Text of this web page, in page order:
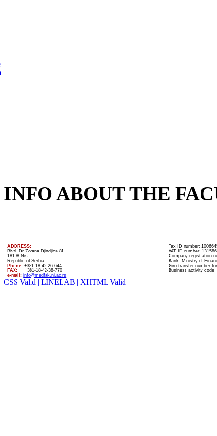
INFO ABOUT THE
ADDRESS:
Blvd. Dr Zorana Djindjica 81
18108 Nis
Republic of Serbia
Phone: +381-18-42-26-644
FAX:+381-18-42-38-770
e-mail: info@medfak.ni.ac.rs
Tax ID number:
VAT ID number:
Company registration
Bank: Ministry of
Giro transfer number
Business activity code
CSS Valid | LINELAB | XHTML Valid